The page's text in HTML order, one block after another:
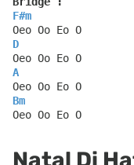
F#m
Oeo Oo Eo O
D
Oeo Oo Eo O
A
Oeo Oo Eo O
Bm
Oeo Oo Eo O